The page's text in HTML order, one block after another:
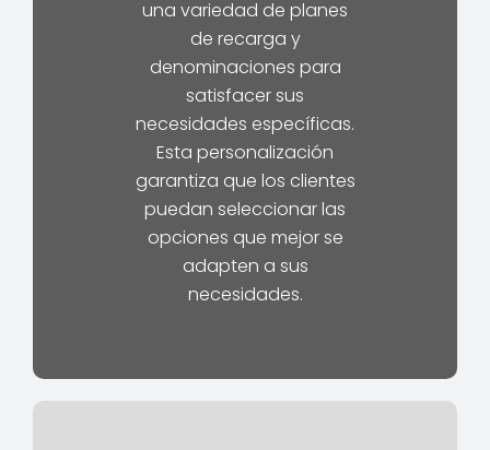
una variedad de planes
de recarga y
denominaciones para
satisfacer sus
necesidades específicas.
Esta personalización
garantiza que los clientes
puedan seleccionar las
opciones que mejor se
adapten a sus
necesidades.